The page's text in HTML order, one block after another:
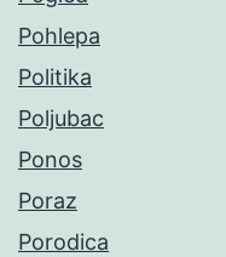
Pohlepa
Politika
Poljubac
Ponos
Poraz
Porodica